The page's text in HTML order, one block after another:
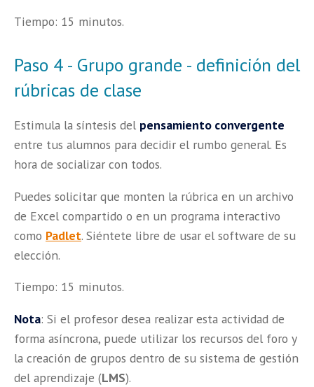
Tiempo: 15 minutos.
Paso 4 - Grupo grande - definición del
rúbricas de clase
Estimula la síntesis del pensamiento convergente
entre tus alumnos para decidir el rumbo general. Es
hora de socializar con todos.
Puedes solicitar que monten la rúbrica en un archivo
de Excel compartido o en un programa interactivo
como Padlet. Siéntete libre de usar el software de su
elección.
Tiempo: 15 minutos.
Nota: Si el profesor desea realizar esta actividad de
forma asíncrona, puede utilizar los recursos del foro y
la creación de grupos dentro de su sistema de gestión
del aprendizaje (LMS).